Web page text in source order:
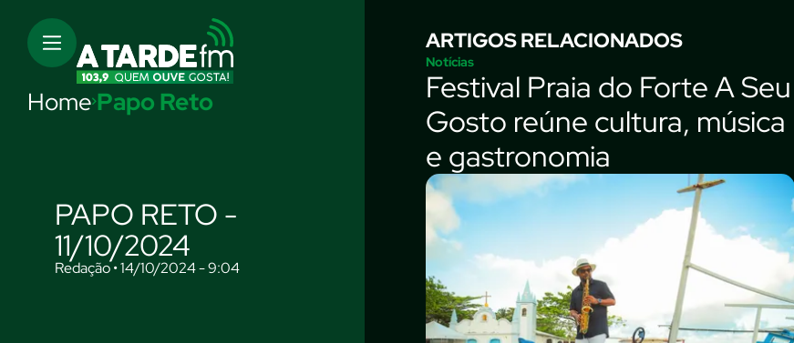
Home Papo Reto
PAPO RETO -
11/10/2024
Redação • 14/10/2024 - 9:04
ARTIGOS RELACIONADOS
Notícias
Festival Praia do Forte A Seu
Gosto reúne cultura, música
e gastronomia